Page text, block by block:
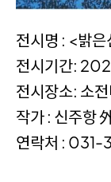
전시명 : <밝
전시기간:
전시장소: 소
작가 : 신주항
연락처 : 031-